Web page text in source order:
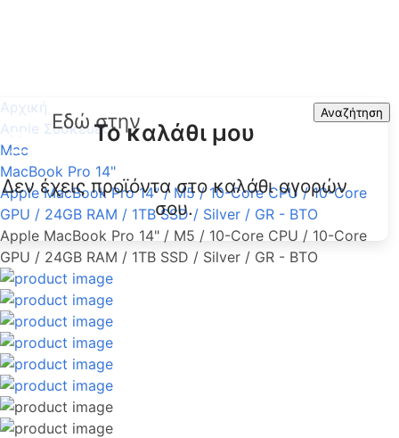
Αναζήτηση
Το καλάθι μου
Δεν έχεις προϊόντα στο καλάθι αγορών
σου.
Αρχική
Apple Συσκευές
Mac
MacBook Pro 14"
Apple MacBook Pro 14" / M5 / 10-Core CPU / 10-Core
GPU / 24GB RAM / 1TB SSD / Silver / GR - BTO
Apple MacBook Pro 14" / M5 / 10-Core CPU / 10-Core
GPU / 24GB RAM / 1TB SSD / Silver / GR - BTO